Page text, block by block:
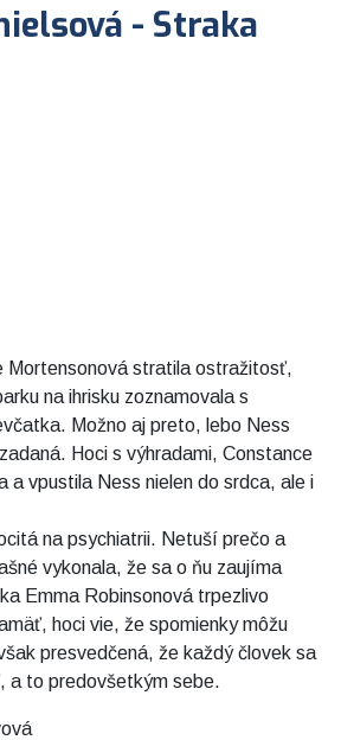
- Straka
Mortensonová stratila ostražitosť,
na ihrisku zoznamovala s
Možno aj preto, lebo Ness
Hoci s výhradami, Constance
a vpustila Ness nielen do srdca, ale i
na psychiatrii. Netuší prečo a
vykonala, že sa o ňu zaujíma
Emma Robinsonová trpezlivo
hoci vie, že spomienky môžu
presvedčená, že každý človek sa
a to predovšetkým sebe.